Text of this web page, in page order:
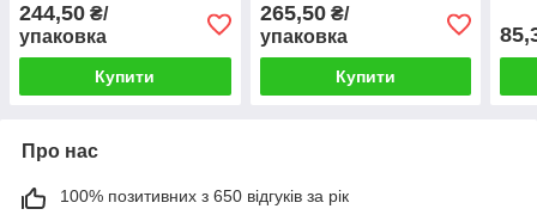
від сухості, почервоніння,
подразнень
244,50 ₴/
упаковка
Купити
Колагену та молодість
шкіри, 50г
265,50₴/
упаковка
Купити
Про нас
100% позитивних з 650 відгуків за рік